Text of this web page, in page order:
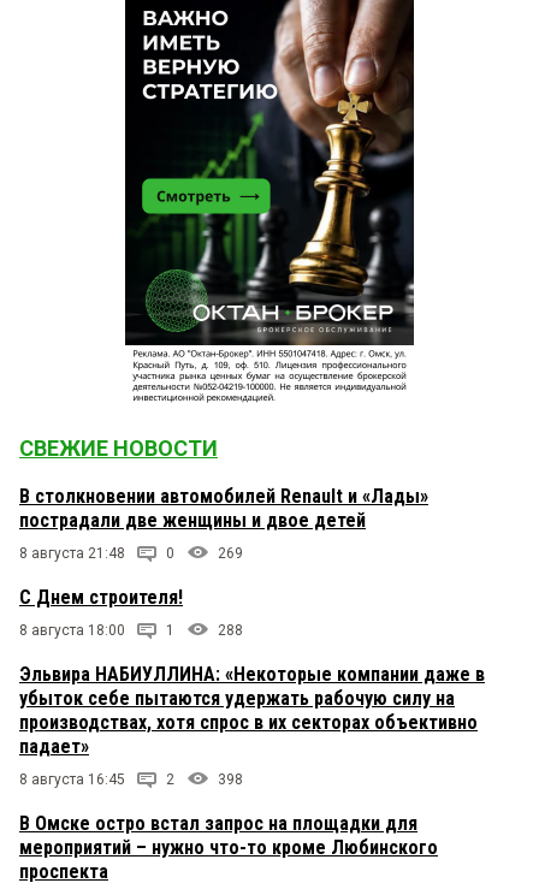
СВЕЖИЕ НОВОСТИ
В столкновении автомобилей Renault и «Лады»
пострадали две женщины и двое детей
8 августа 21:48 0 269
С Днем строителя!
8 августа 18:00 1 288
Эльвира НАБИУЛЛИНА: «Некоторые компании даже в
убыток себе пытаются удержать рабочую силу на
производствах, хотя спрос в их секторах объективно
падает»
8 августа 16:45 2 398
В Омске остро встал запрос на площадки для
мероприятий – нужно что-то кроме Любинского
проспекта